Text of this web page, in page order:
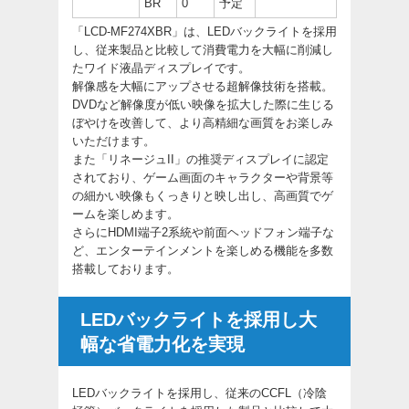
BR 0 予定
「LCD-MF274XBR」は、LEDバックライトを採用
し、従来製品と比較して消費電力を大幅に削減し
たワイド液晶ディスプレイです。
解像感を大幅にアップさせる超解像技術を搭載。
DVDなど解像度が低い映像を拡大した際に生じる
ぼやけを改善して、より高精細な画質をお楽しみ
いただけます。
また「リネージュII」の推奨ディスプレイに認定
されており、ゲーム画面のキャラクターや背景等
の細かい映像もくっきりと映し出し、高画質でゲ
ームを楽しめます。
さらにHDMI端子2系統や前面ヘッドフォン端子な
ど、エンターテインメントを楽しめる機能を多数
搭載しております。
LEDバックライトを採用し大
幅な省電力化を実現
LEDバックライトを採用し、従来のCCFL（冷陰